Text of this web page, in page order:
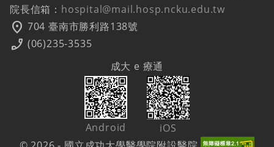
院長信箱： hospital@mail.hosp.ncku.edu.tw
location_on 704 臺南市勝利路138號
phone_enabled (06)235-3535
成大 e 療通
Android
iOS